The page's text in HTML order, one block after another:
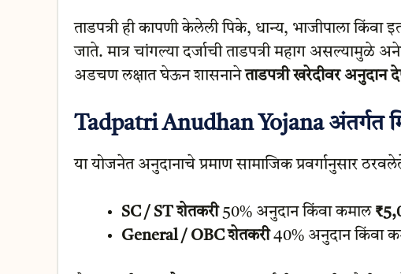
ताडपत्री ही कापणी केलेली पिके, धान्य, भाजीपाला किंवा
जाते. मात्र चांगल्या दर्जाची ताडपत्री महाग असल्यामुळे
अडचण लक्षात घेऊन शासनानेताडपत्री खरेदीवर अनुदान
Tadpatri Anudhan Yojana अंतर्गत
या योजनेत अनुदानाचे प्रमाण सामाजिक प्रवर्गानुसार
SC / ST शेतकरी 50% अनुदान किंवा कमाल
General / OBC शेतकरी40% अनुदान किंवा